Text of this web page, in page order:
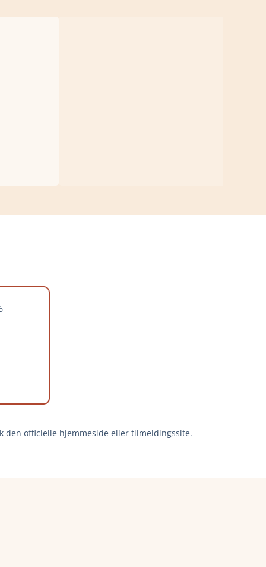
den officielle hjemmeside eller tilmeldingssite.